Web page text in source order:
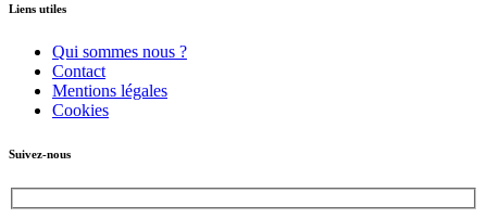
Liens utiles
Qui sommes nous ?
Contact
Mentions légales
Cookies
Suivez-nous